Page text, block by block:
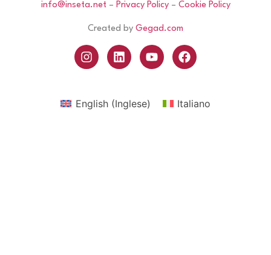
info@inseta.net– Privacy Policy– Cookie Policy
Created by Gegad.com
English(Inglese) Italiano